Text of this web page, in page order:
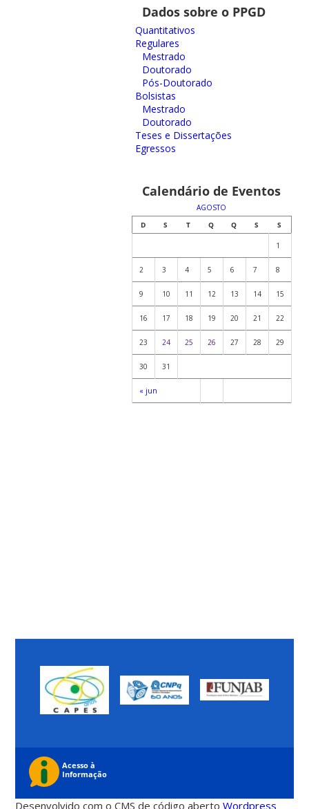
Dados sobre o PPGD
Quantitativos
Regulares
Mestrado
Doutorado
Pós-Doutorado
Bolsistas
Mestrado
Doutorado
Teses e Dissertações
Egressos
Calendário de Eventos
AGOSTO
D
S T Q Q S S
« jun
1
2 3 4 5 6 7 8
9 10 11 12 13 14 15
16 17 18 19 20 21 22
23 24 25 26 27 28 29
30 31
Desenvolvido com o CMS de código abertoWordpress